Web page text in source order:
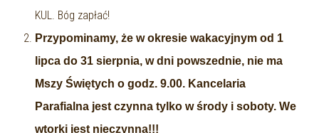
KUL. Bóg zapłać!
Przypominamy, że w okresie wakacyjnym od 1
lipca do 31 sierpnia, w dni powszednie, nie ma
Mszy Świętych o godz. 9.00. Kancelaria
Parafialna jest czynna tylko w środy i soboty. We
wtorki jest nieczynna!!!